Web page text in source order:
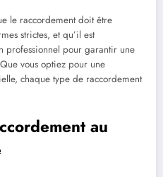
le raccordement doit être
strictes, et qu’il est
professionnel pour garantir une
vous optiez pour une
chaque type de raccordement
au